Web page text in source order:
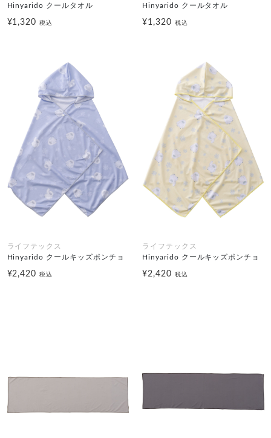
Hinyarido クールタオル
¥1,320税込
Hinyarido クールタオル
¥1,320 税込
ライフテックス
Hinyarido クールキッズポンチョ
¥2,420税込
ライフテックス
Hinyarido クールキッズポンチョ
¥2,420 税込